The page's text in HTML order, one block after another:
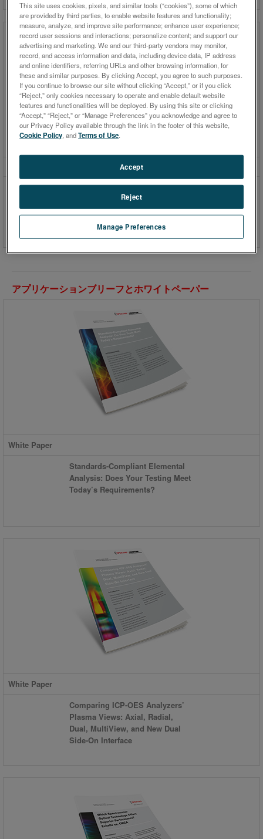
SPECTROSCOUT
ラボレベルの分析をフィールドまた
は生産現場で実現させたポータブル
型ED-XRF分析装置
アプリケーションブリーフとホワイトペーパー
White Paper
Standards-Compliant Elemental
Analysis: Does Your Testing Meet
Today’s Requirements?
White Paper
Comparing ICP-OES Analyzers’
Plasma Views: Axial, Radial,
Dual, MultiView, and New Dual
Side-On Interface
This site uses cookies, pixels, and similar tools (“cookies”), some of which
are provided by third parties, to enable website features and functionality;
measure, analyze, and improve site performance; enhance user experience;
record user sessions and interactions; personalize content; and support our
advertising and marketing. We and our third-party vendors may monitor,
record, and access information and data, including device data, IP address
and online identifiers, referring URLs and other browsing information, for
these and similar purposes. By clicking Accept, you agree to such purposes.
If you continue to browse our site without clicking “Accept,” or if you click
“Reject,” only cookies necessary to operate and enable default website
features and functionalities will be deployed. By using this site or clicking
“Accept,” “Reject,” or “Manage Preferences” you acknowledge and agree to
our Privacy Policy available through the link in the footer of this website,
Cookie Policy, andTerms of Use.
Manage Preferences
Reject
Accept